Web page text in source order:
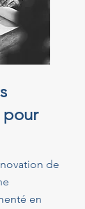
pour
de
en